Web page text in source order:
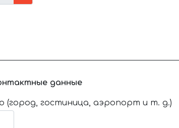
данные
(город, гостиница, аэропорт и т. д.)